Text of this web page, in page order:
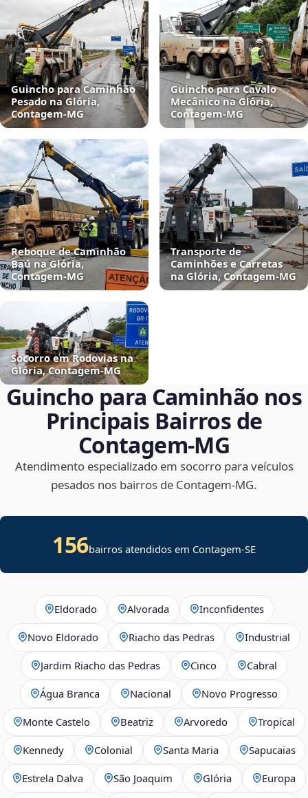
Guincho para Caminhão
Pesado na Glória,
Contagem‑MG
Guincho para Cavalo
Mecânico na Glória,
Contagem‑MG
Reboque de Caminhão
Baú na Glória,
Contagem‑MG
Transporte de
Caminhões e Carretas
na Glória, Contagem‑MG
Socorro em Rodovias na
Glória, Contagem‑MG
Guincho para Caminhão nos
Principais Bairros de
Contagem‑MG
Atendimento especializado em socorro para veículos
pesados nos bairros de Contagem‑MG.
156bairros atendidos em Contagem-SE
Eldorado Alvorada Inconfidentes
Novo Eldorado Riacho das Pedras Industrial
Jardim Riacho das Pedras Cinco Cabral
Água Branca Nacional Novo Progresso
Monte Castelo Beatriz Arvoredo Tropical
Kennedy Colonial Santa Maria Sapucaias
Estrela Dalva São Joaquim Glória Europa